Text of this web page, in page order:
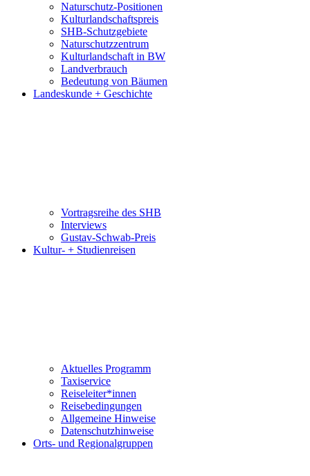
Naturschutz-Positionen
Kulturlandschaftspreis
SHB-Schutzgebiete
Naturschutzzentrum
Kulturlandschaft in BW
Landverbrauch
Bedeutung von Bäumen
Landeskunde + Geschichte
Vortragsreihe des SHB
Interviews
Gustav-Schwab-Preis
Kultur- + Studienreisen
Aktuelles Programm
Taxiservice
Reiseleiter*innen
Reisebedingungen
Allgemeine Hinweise
Datenschutzhinweise
Orts- und Regionalgruppen